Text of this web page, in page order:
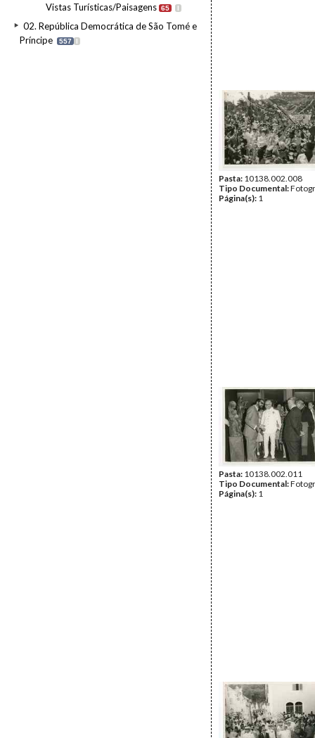
Vistas Turísticas/Paisagens 65 I
02. República Democrática de São Tomé e
Príncipe
557 I
Pasta: 10138.002.008
Tipo Documental:
Página(s): 1
Pasta: 10138.002.011
Tipo Documental:
Página(s): 1